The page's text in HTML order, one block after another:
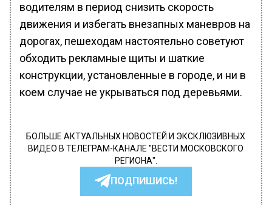
водителям в период снизить скорость
движения и избегать внезапных маневров на
дорогах, пешеходам настоятельно советуют
обходить рекламные щиты и шаткие
конструкции, установленные в городе, и ни в
коем случае не укрываться под деревьями.
БОЛЬШЕ АКТУАЛЬНЫХ НОВОСТЕЙ И ЭКСКЛЮЗИВНЫХ
ВИДЕО В ТЕЛЕГРАМ-КАНАЛЕ "ВЕСТИ МОСКОВСКОГО
РЕГИОНА".
ПОДПИШИСЬ!